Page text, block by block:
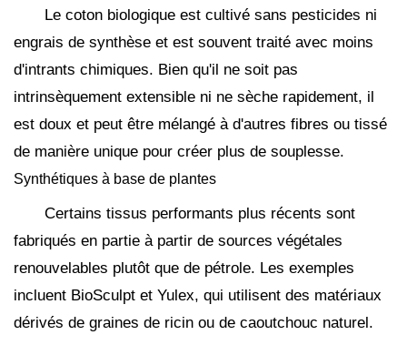
Le coton biologique est cultivé sans pesticides ni
engrais de synthèse et est souvent traité avec moins
d'intrants chimiques. Bien qu'il ne soit pas
intrinsèquement extensible ni ne sèche rapidement, il
est doux et peut être mélangé à d'autres fibres ou tissé
de manière unique pour créer plus de souplesse.
Synthétiques à base de plantes
Certains tissus performants plus récents sont
fabriqués en partie à partir de sources végétales
renouvelables plutôt que de pétrole. Les exemples
incluent BioSculpt et Yulex, qui utilisent des matériaux
dérivés de graines de ricin ou de caoutchouc naturel.